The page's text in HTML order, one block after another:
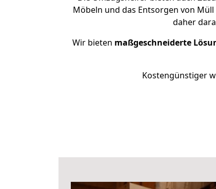
Möbeln und das Entsorgen von
daher
Wir bieten maßgeschneiderte
Kostengünstiger